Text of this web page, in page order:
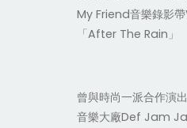
My Friend音樂錄影
「After The Rain」
曾與時尚一派合作演
音樂大廠Def Jam